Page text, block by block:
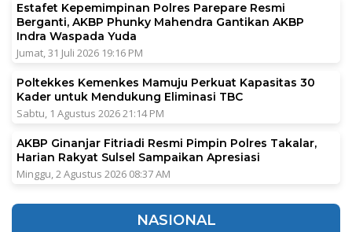
Estafet Kepemimpinan Polres Parepare Resmi
Berganti, AKBP Phunky Mahendra Gantikan AKBP
Indra Waspada Yuda
Jumat, 31 Juli 2026 19:16 PM
Poltekkes Kemenkes Mamuju Perkuat Kapasitas 30
Kader untuk Mendukung Eliminasi TBC
Sabtu, 1 Agustus 2026 21:14 PM
AKBP Ginanjar Fitriadi Resmi Pimpin Polres Takalar,
Harian Rakyat Sulsel Sampaikan Apresiasi
Minggu, 2 Agustus 2026 08:37 AM
NASIONAL